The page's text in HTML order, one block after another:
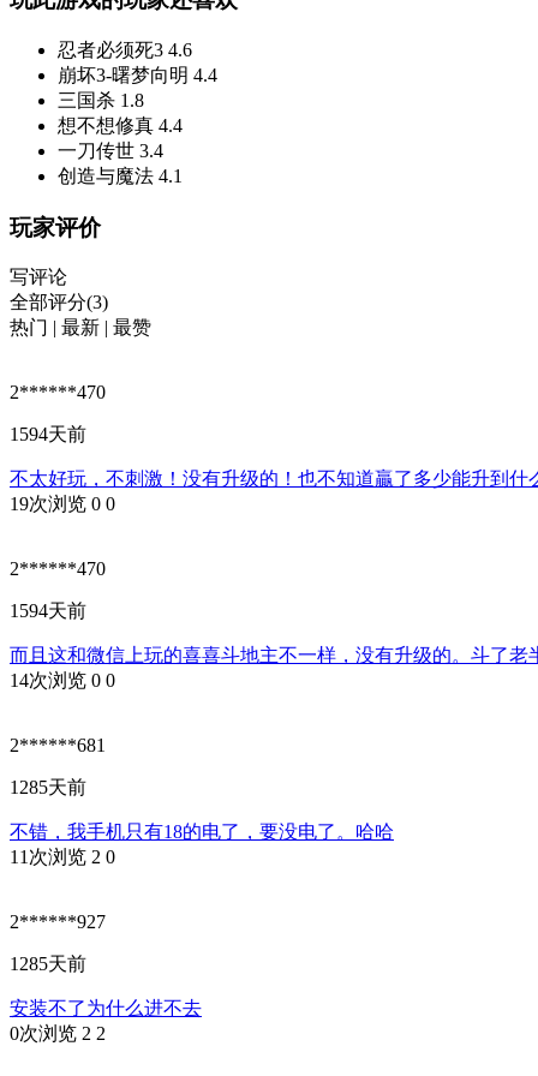
忍者必须死3 4.6
崩坏3-曙梦向明 4.4
三国杀 1.8
想不想修真 4.4
一刀传世 3.4
创造与魔法 4.1
玩家评价
写评论
全部评分(3)
热门 | 最新 | 最赞
2******470
1594天前
不太好玩，不刺激！没有升级的！也不知道贏了多少能升到什
19次浏览 0 0
2******470
1594天前
而且这和微信上玩的喜喜斗地主不一样，没有升级的。斗了老
14次浏览 0 0
2******681
1285天前
不错，我手机只有18的电了，要没电了。哈哈
11次浏览 2 0
2******927
1285天前
安装不了为什么进不去
0次浏览 2 2